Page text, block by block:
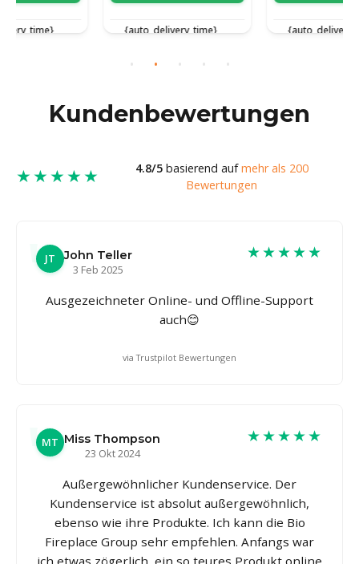
{auto_delivery_time} {auto_delivery_time}
Kundenbewertungen
★★★★★ 4.8/5basierend aufmehr als 200
Bewertungen
JT
John Teller
3 Feb 2025
★★★★★
Ausgezeichneter Online- und Offline-Support
auch😊
via Trustpilot Bewertungen
MT Miss Thompson
23 Okt 2024
★★★★★
Außergewöhnlicher Kundenservice. Der
Kundenservice ist absolut außergewöhnlich,
ebenso wie ihre Produkte. Ich kann die Bio
Fireplace Group sehr empfehlen. Anfangs war
ich etwas zögerlich, ein so teures Produkt online